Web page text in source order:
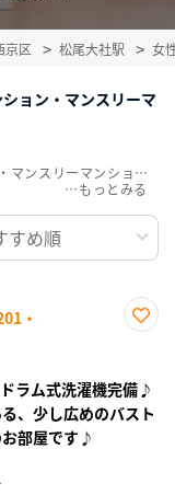
京区 松尾大社駅 女
ョン・マンスリーマ
・
録
ラム式洗濯機完備♪
、少し広めのバスト
部屋です♪
松尾大社駅/女性向けのウィークリーマンション・マンスリーマンション賃貸物件一覧を掲載中。敷金・礼金無料、家具・家電付をご紹介。こだわり条件での絞込みも簡単！
…